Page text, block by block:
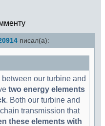
писал(а):
our turbine and
two energy elements
. Both our turbine and
transmission that
these elements with